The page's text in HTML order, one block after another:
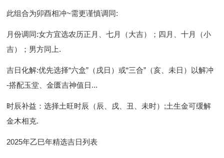
此组合为卯酉相冲~需更谨慎调同:
月份调同:女方宜选农历正月、七月（大吉）；四月、十月（小
吉）；男方同上.
吉日化解:优先选择“六盒”（戌日）或“三合”（亥、未日）以解冲
-搭配玉堂、金匮吉神值日...
时辰补益 ：选择土旺时辰（辰、戌、丑、未时）;土生金可缓解
金木相克.
2025年乙巳年精选吉日列表